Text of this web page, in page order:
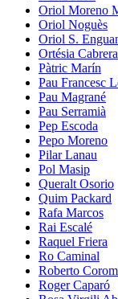
Oriol Moreno
Oriol Noguès
Oriol S.
Ortésia Cabrera
Pàtric Marín
Pau Francesc
Pau Magrané
Pau Serramià
Pep Escoda
Pepo Moreno
Pilar Lanau
Pol Masip
Queralt Osorio
Quim Packard
Rafa Marcos
Rai Escalé
Raquel Friera
Ro Caminal
Roberto
Roger Caparó